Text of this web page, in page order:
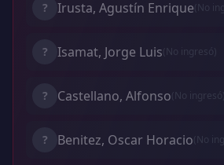
? Irusta, Agustín Enrique(No
? Isamat, Jorge Luis(No ingresó)
? Castellano, Alfonso(No ingresó)
? Benitez, Oscar Horacio(No